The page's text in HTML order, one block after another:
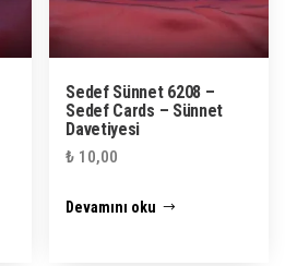
Sedef Sünnet 6208 –
Sedef Cards – Sünnet
Davetiyesi
₺ 10,00
Devamını oku